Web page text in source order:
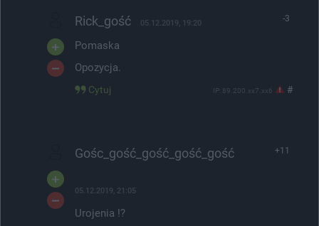
-3
Rick_gość 05.12.2019, 19:20
Pomaska
Opozycja.
Cytuj IP: 89.200.xx7.xx6 #
+11
Gośc_gość_gość_gość_gość
05.12.2019, 21:05
Urojenia !?